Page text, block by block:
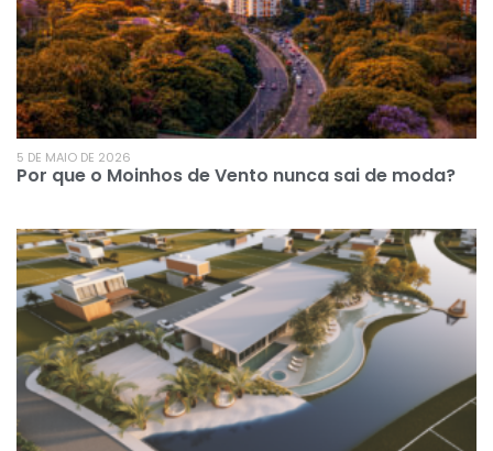
5 DE MAIO DE 2026
Por que o Moinhos de Vento nunca sai de moda?